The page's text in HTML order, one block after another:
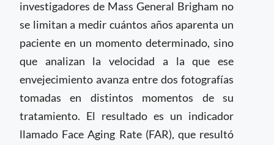
investigadores de Mass General Brigham no
se limitan a medir cuántos años aparenta un
paciente en un momento determinado, sino
que analizan la velocidad a la que ese
envejecimiento avanza entre dos fotografías
tomadas en distintos momentos de su
tratamiento. El resultado es un indicador
llamado Face Aging Rate (FAR), que resultó